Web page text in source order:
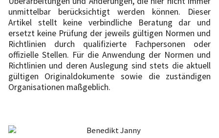
unmittelbar berücksichtigt werden können. Dieser
Artikel stellt keine verbindliche Beratung dar und
ersetzt keine Prüfung der jeweils gültigen Normen und
Richtlinien durch qualifizierte Fachpersonen oder
offizielle Stellen. Für die Anwendung der Normen und
Richtlinien und deren Auslegung sind stets die aktuell
gültigen Originaldokumente sowie die zuständigen
Organisationen maßgeblich.